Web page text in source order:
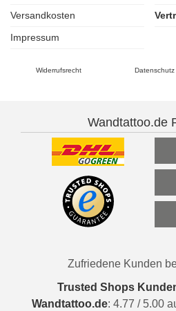
Versandkosten
Impressum
Widerrufsrecht Datenschutz
Wandtattoo.de
Zufriedene Kunden
Trusted Shops
Wandtattoo.de: 4.77 / 5.00